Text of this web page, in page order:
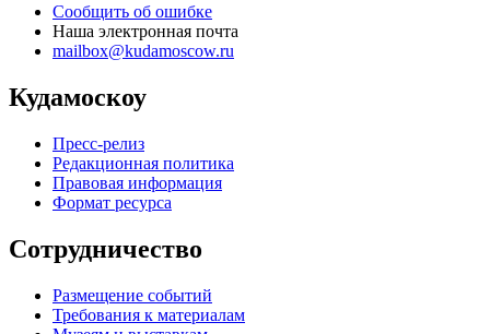
Сообщить об ошибке
Наша электронная почта
mailbox@kudamoscow.ru
Кудамоскоу
Пресс-релиз
Редакционная политика
Правовая информация
Формат ресурса
Сотрудничество
Размещение событий
Требования к материалам